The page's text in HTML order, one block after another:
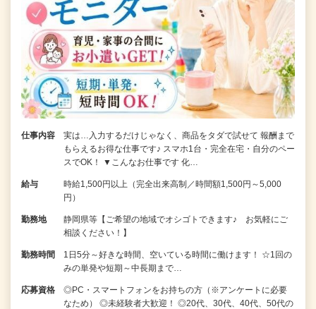
仕事内容
実は…入力するだけじゃなく、商品をタダで試せて 報酬まで
もらえるお得な仕事です♪ スマホ1台・完全在宅・自分のペー
スでOK！ ▼こんなお仕事です 化…
給与
時給1,500円以上（完全出来高制／時間額1,500円～5,000
円）
勤務地
静岡県等【ご希望の地域でオシゴトできます♪ お気軽にご
相談ください！】
勤務時間
1日5分～好きな時間、空いている時間に働けます！ ☆1回の
みの単発や短期～中長期まで…
応募資格
◎PC・スマートフォンをお持ちの方（※アンケートに必要
なため） ◎未経験者大歓迎！ ◎20代、30代、40代、50代の